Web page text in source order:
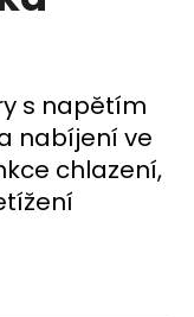
s napětím
nabíjení ve
chlazení,